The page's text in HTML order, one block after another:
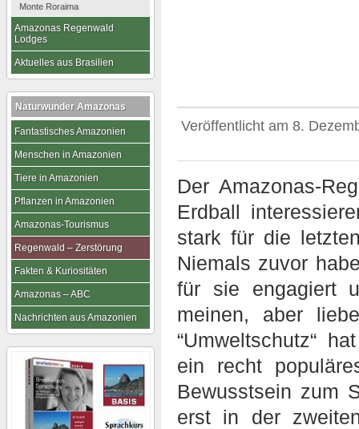
Veröffentlicht am 8.
Der Amazonas-
Erdball
stark für die
Niemals zuvor
für sie engagiert
meinen, aber
“Umweltschutz“
ein recht
Bewusstsein zum
erst in der
Monte Roraima
Amazonas Regenwald
Lodges
Aktuelles aus Brasilien
Naturwunder Amazonas
Fantastisches Amazonien
Menschen in Amazonien
Tiere in Amazonien
Pflanzen in Amazonien
Amazonas-Tourismus
Regenwald – Zerstörung
Fakten & Kuriositäten
Amazonas – ABC
Nachrichten aus Amazonien